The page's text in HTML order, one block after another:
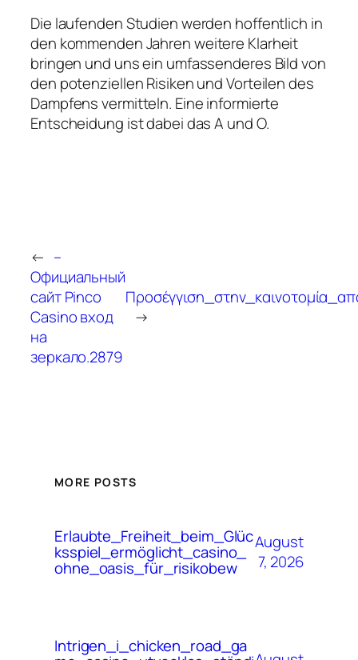
Die laufenden Studien werden hoffentlich in
den kommenden Jahren weitere Klarheit
bringen und uns ein umfassenderes Bild von
den potenziellen Risiken und Vorteilen des
Dampfens vermitteln. Eine informierte
Entscheidung ist dabei das A und O.
← –
Официальный
сайт Pinco
Casino вход
на
зеркало.2879
→
MORE POSTS
Erlaubte_Freiheit_beim_Glüc
ksspiel_ermöglicht_casino_
ohne_oasis_für_risikobew
August
7, 2026
Intrigen_i_chicken_road_ga